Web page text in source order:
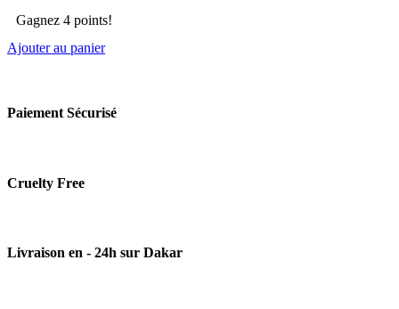
initial
CFA 5.000.
Gagnez 4 points!
Ajouter au panier
Paiement Sécurisé
Cruelty Free
Livraison en - 24h sur Dakar